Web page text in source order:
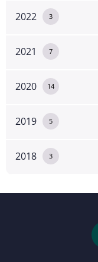
2022 3
2021 7
2020 14
2019 5
2018 3